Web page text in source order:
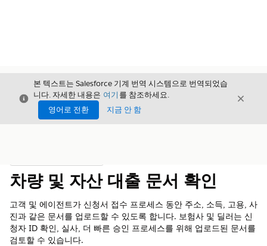
닫기
본 텍스트는 Salesforce 기계 번역 시스템으로 번역되었습
니다. 자세한 내용은 여기 를 참조하세요.
영어로 전환
지금 안 함
닫기
차량 및 자산 대출 문서 확인
고객 및 에이전트가 신청서 접수 프로세스 동안 주소, 소득, 고용, 사
진과 같은 문서를 업로드할 수 있도록 합니다. 보험사 및 딜러는 신
청자 ID 확인, 실사, 더 빠른 승인 프로세스를 위해 업로드된 문서를
검토할 수 있습니다.